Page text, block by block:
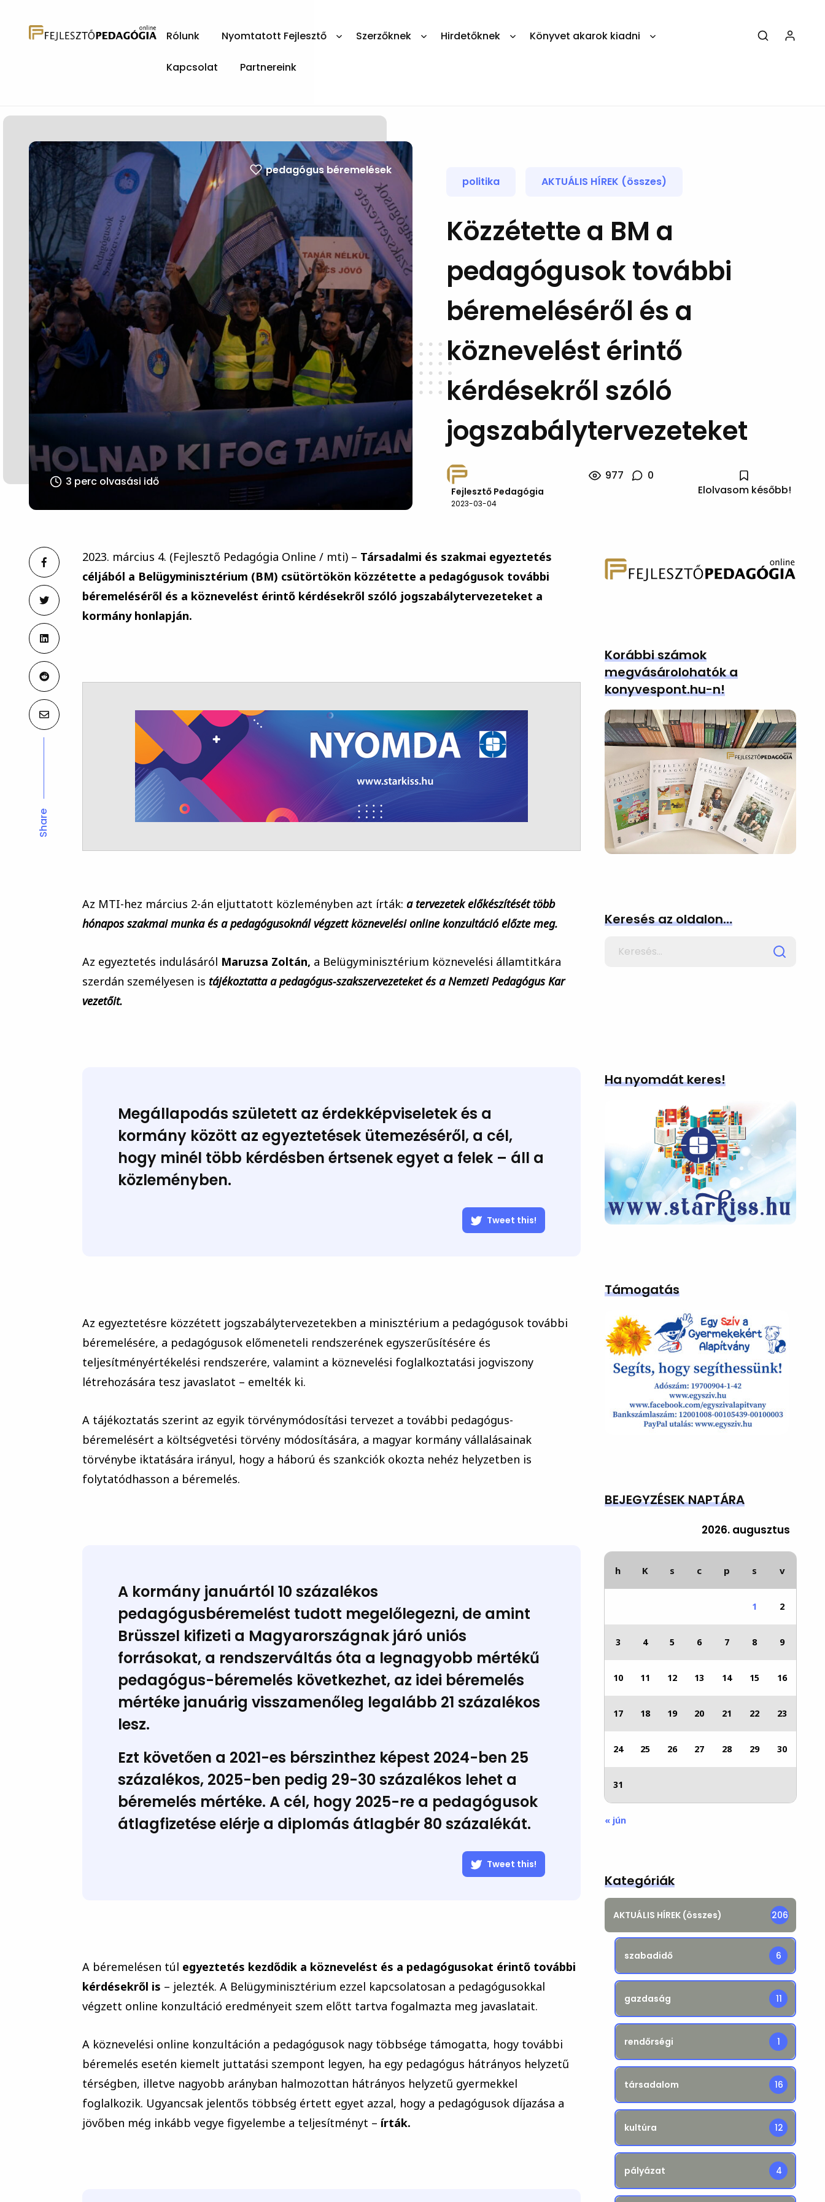
Rólunk Nyomtatott Fejlesztő Szerzőknek Hirdetőknek Könyvet akarok kiadni
Kapcsolat Partnereink
pedagógus béremelések
3 perc olvasási idő
politika AKTUÁLIS HÍREK (összes)
Közzétette a BM a
pedagógusok további
béremeléséről és a
köznevelést érintő
kérdésekről szóló
jogszabálytervezeteket
Fejlesztő Pedagógia
2023-03-04
977
0
Elolvasom később!
2023. március 4. (Fejlesztő Pedagógia Online / mti) – Társadalmi és szakmai egyeztetés
céljából a Belügyminisztérium (BM) csütörtökön közzétette a pedagógusok további
béremeléséről és a köznevelést érintő kérdésekről szóló jogszabálytervezeteket a
kormány honlapján.
Az MTI-hez március 2-án eljuttatott közleményben azt írták: a tervezetek előkészítését több
hónapos szakmai munka és a pedagógusoknál végzett köznevelési online konzultáció előzte meg.
Az egyeztetés indulásáról Maruzsa Zoltán, a Belügyminisztérium köznevelési államtitkára
szerdán személyesen is tájékoztatta a pedagógus-szakszervezeteket és a Nemzeti Pedagógus Kar
vezetőit.
Megállapodás született az érdekképviseletek és a
kormány között az egyeztetések ütemezéséről, a cél,
hogy minél több kérdésben értsenek egyet a felek – áll a
közleményben.
Tweet this!
Az egyeztetésre közzétett jogszabálytervezetekben a minisztérium a pedagógusok további
béremelésére, a pedagógusok előmeneteli rendszerének egyszerűsítésére és
teljesítményértékelési rendszerére, valamint a köznevelési foglalkoztatási jogviszony
létrehozására tesz javaslatot – emelték ki.
A tájékoztatás szerint az egyik törvénymódosítási tervezet a további pedagógus-
béremelésért a költségvetési törvény módosítására, a magyar kormány vállalásainak
törvénybe iktatására irányul, hogy a háború és szankciók okozta nehéz helyzetben is
folytatódhasson a béremelés.
A kormány januártól 10 százalékos
pedagógusbéremelést tudott megelőlegezni, de amint
Brüsszel kifizeti a Magyarországnak járó uniós
forrásokat, a rendszerváltás óta a legnagyobb mértékű
pedagógus-béremelés következhet, az idei béremelés
mértéke januárig visszamenőleg legalább 21 százalékos
lesz.
Ezt követően a 2021-es bérszinthez képest 2024-ben 25
százalékos, 2025-ben pedig 29-30 százalékos lehet a
béremelés mértéke. A cél, hogy 2025-re a pedagógusok
átlagfizetése elérje a diplomás átlagbér 80 százalékát.
Tweet this!
A béremelésen túl egyeztetés kezdődik a köznevelést és a pedagógusokat érintő további
kérdésekről is – jelezték. A Belügyminisztérium ezzel kapcsolatosan a pedagógusokkal
végzett online konzultáció eredményeit szem előtt tartva fogalmazta meg javaslatait.
A köznevelési online konzultáción a pedagógusok nagy többsége támogatta, hogy további
béremelés esetén kiemelt juttatási szempont legyen, ha egy pedagógus hátrányos helyzetű
térségben, illetve nagyobb arányban halmozottan hátrányos helyzetű gyermekkel
foglalkozik. Ugyancsak jelentős többség értett egyet azzal, hogy a pedagógusok díjazása a
jövőben még inkább vegye figyelembe a teljesítményt – írták.
Share
Korábbi számok
megvásárolohatók a
konyvespont.hu-n!
Keresés az oldalon…
Ha nyomdát keres!
Támogatás
BEJEGYZÉSEK NAPTÁRA
2026. augusztus
h K s c p s v
1 2
3 4 5 6 7 8 9
10 11 12 13 14 15 16
17 18 19 20 21 22 23
24 25 26 27 28 29 30
31
« jún
Kategóriák
AKTUÁLIS HÍREK (összes) 206
szabadidő 6
gazdaság 11
rendőrségi 1
társadalom 16
kultúra 12
pályázat 4